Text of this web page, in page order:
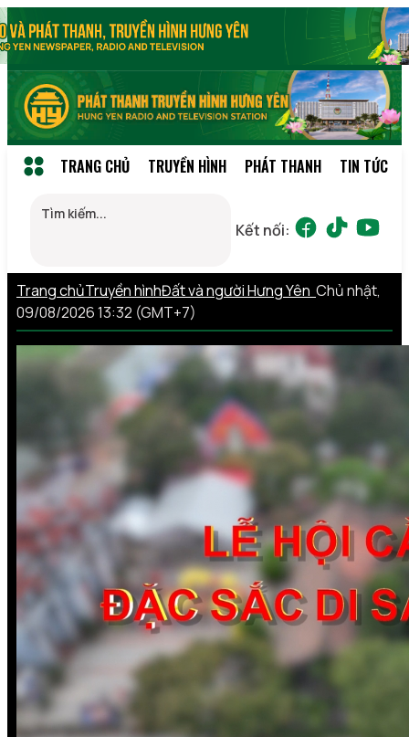
TRANG CHỦ TRUYỀN HÌNH PHÁT THANH TIN TỨC
Kết nối:
Trang chủTruyền hìnhĐất và người Hưng Yên Chủ nhật,
09/08/2026 13:32 (GMT+7)